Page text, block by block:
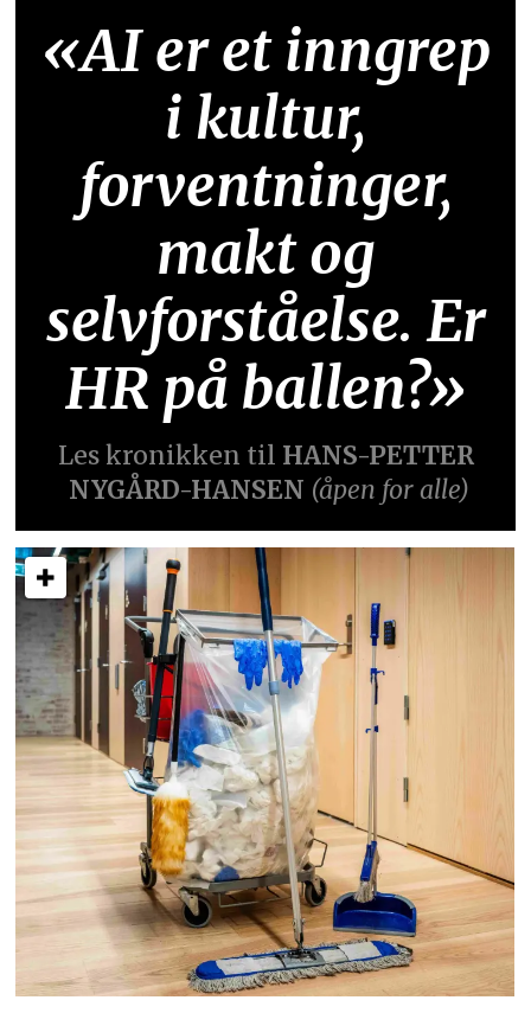
«AI er et inngrep
i kultur,
forventninger,
makt og
selvforståelse. Er
HR på ballen?»
Les kronikken til HANS-PETTER
NYGÅRD-HANSEN (åpen for alle)